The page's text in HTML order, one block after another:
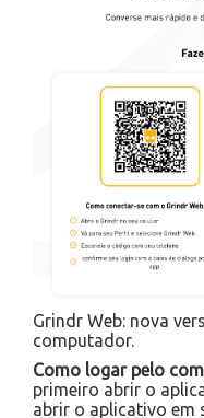
Grindr Web: nova
computador.
Como logar pelo
primeiro abrir o
abrir o aplicativo em